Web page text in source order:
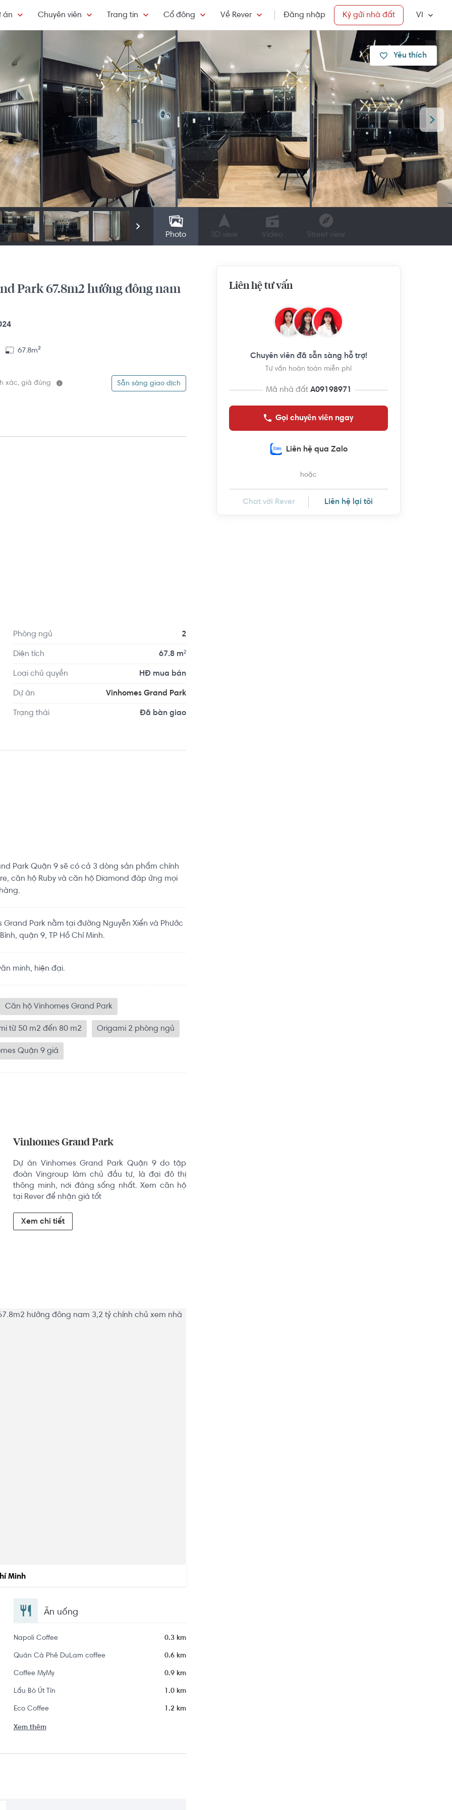
án Chuyên viên Trang tin Cổ đông Về Rever Đăng nhập Ký gửi nhà đất VI
Yêu thích
Photo 3D view Video Street view
Park 67.8m2 hướng đông nam
67.8m²
xác, giá đúng Sẵn sàng giao dịch
Grand Park Quận 9 - Liên hệ ngay  0768892255
giá tốt nhất thị trường, quản lý hơn 100 căn hot
hữu căn hộ đẳng cấp với giá trị vượt trội!
(Rẻ hơn 300 - 400 triệu so với căn cùng vị trí).
tỷ - Cơ hội sở hữu giá thấp hơn 1.4 tỷ so giá gốc!
di chuyển thuận tiện tới Vincom. Tiềm năng
chỉ 120m.
thể thao đa năng.
rõ ràng, có thể làm sổ ngay.
hàng cập nhật liên tục:
0768892255 Hoàng Hằng ( Hotline/Zalo )
hệ ngay để nhận thông tin chi tiết và cơ hội
Phòng ngủ 2
Diện tích 67.8 m²
Loại chủ quyền HĐ mua bán
Dự án Vinhomes Grand Park
Trạng thái Đã bàn giao
Park Quận 9 sẽ có cả 3 dòng sản phẩm chính
căn hộ Ruby và căn hộ Diamond đáp ứng mọi
Grand Park nằm tại đường Nguyễn Xiển và Phước
quận 9, TP Hồ Chí Minh.
minh, hiện đại.
Căn hộ Vinhomes Grand Park
từ 50 m2 đến 80 m2 Origami 2 phòng ngủ
Quận 9 giá
Vinhomes Grand Park
Dự án Vinhomes Grand Park Quận 9 do tập
đoàn Vingroup làm chủ đầu tư, là đại đô thị
thông minh, nơi đáng sống nhất. Xem căn hộ
tại Rever để nhận giá tốt
Xem chi tiết
Minh
Ăn uống
Napoli Coffee 0.3 km
Quán Cà Phê DuLam coffee 0.6 km
Coffee MyMy 0.9 km
Lẩu Bò Út Tín 1.0 km
Eco Coffee 1.2 km
Xem thêm
Liên hệ tư vấn
Chuyên viên đã sẵn sàng hỗ trợ!
Tư vấn hoàn toàn miễn phí
Mã nhà đất A09198971
Gọi chuyên viên ngay
Liên hệ qua Zalo
hoặc
Chat với Rever Liên hệ lại tôi